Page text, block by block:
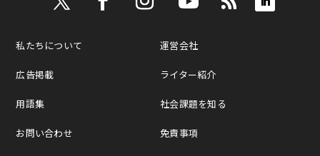
私たちについて
広告掲載
用語集
お問い合わせ
運営会社
ライター紹介
社会課題を知る
免責事項